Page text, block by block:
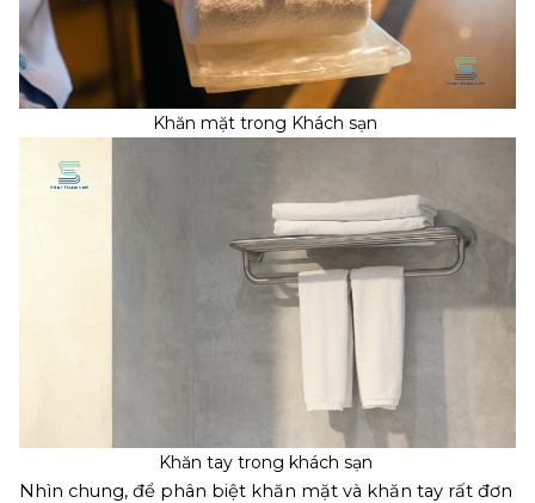
Khăn mặt trong Khách sạn
Khăn tay trong khách sạn
Nhìn chung, để phân biệt khăn mặt và khăn tay rất đơn